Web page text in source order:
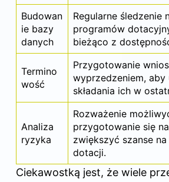
Budowan
ie bazy
danych
Regularne śledzenie
programów
bieżąco z
Termino
wość
Przygotowanie
wyprzedzeniem, aby
składania ich w
Analiza
ryzyka
Rozważenie
przygotowanie się
zwiększyć szanse
dotacji.
Ciekawostką jest, że wiele